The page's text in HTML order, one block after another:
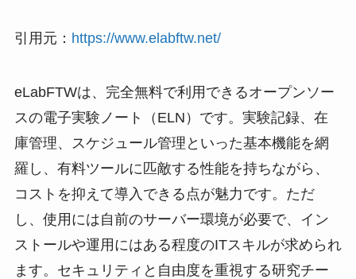
引用元： https://www.elabftw.net/
eLabFTWは、完全無料で利用できるオープンソー
スの電子実験ノート（ELN）です。実験記録、在
庫管理、スケジュール管理といった基本機能を網
羅し、有料ツールに匹敵する性能を持ちながら、
コストを抑えて導入できる点が魅力です。ただ
し、使用には自前のサーバー環境が必要で、イン
ストールや運用にはある程度のITスキルが求められ
ます。セキュリティと自由度を重視する研究チー